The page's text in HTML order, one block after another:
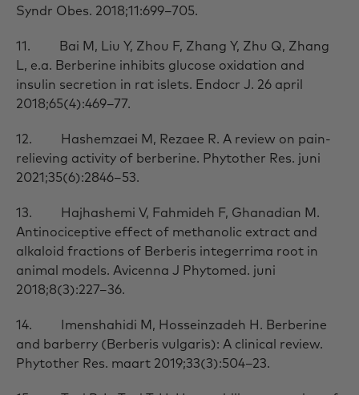
Syndr Obes. 2018;11:699–705.
11. Bai M, Liu Y, Zhou F, Zhang Y, Zhu Q, Zhang
L, e.a. Berberine inhibits glucose oxidation and
insulin secretion in rat islets. Endocr J. 26 april
2018;65(4):469–77.
12. Hashemzaei M, Rezaee R. A review on pain-
relieving activity of berberine. Phytother Res. juni
2021;35(6):2846–53.
13. Hajhashemi V, Fahmideh F, Ghanadian M.
Antinociceptive effect of methanolic extract and
alkaloid fractions of Berberis integerrima root in
animal models. Avicenna J Phytomed. juni
2018;8(3):227–36.
14. Imenshahidi M, Hosseinzadeh H. Berberine
and barberry (Berberis vulgaris): A clinical review.
Phytother Res. maart 2019;33(3):504–23.